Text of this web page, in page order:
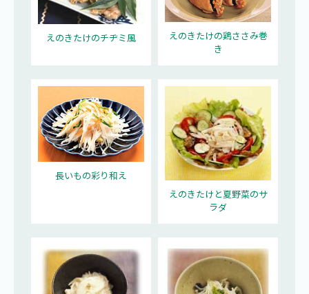
えのきたけのチヂミ風
えのきたけの鶏ささみ巻
き
長いもの彩り和え
えのきたけと夏野菜のサ
ラダ